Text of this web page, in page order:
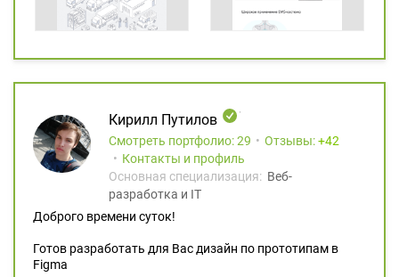
Кирилл Путилов
Смотреть портфолио: 29 Отзывы:
42
Контакты и профиль
Основная специализация: Веб-
разработка и IT
Доброго времени суток!
Готов разработать для Вас дизайн по прототипам в
Figma